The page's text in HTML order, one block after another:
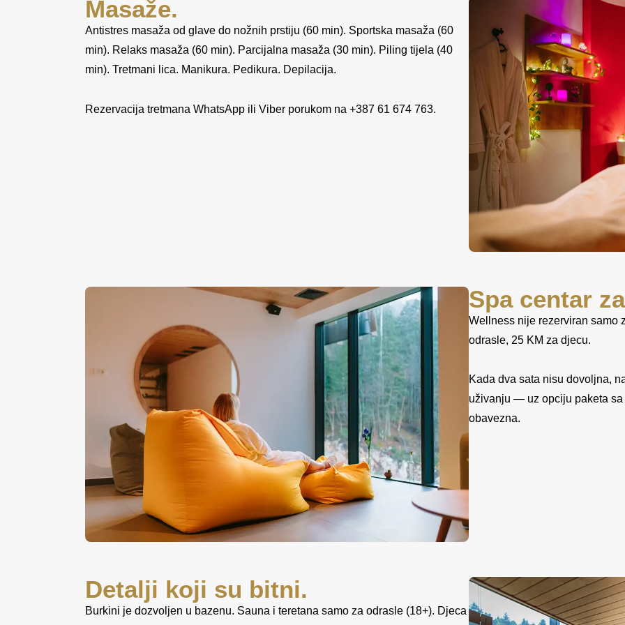
Masaže.
Antistres masaža od glave do nožnih prstiju (60 min). Sportska masaža (60
min). Relaks masaža (60 min). Parcijalna masaža (30 min). Piling tijela (40
min). Tretmani lica. Manikura. Pedikura. Depilacija.
Rezervacija tretmana WhatsApp ili Viber porukom na +387 61 674 763.
Spa centar
Wellness nije rezerviran samo
odrasle, 25 KM za djecu.
Kada dva sata nisu dovoljna,
uživanju — uz opciju paketa
obavezna.
Detalji koji su bitni.
Burkini je dozvoljen u bazenu. Sauna i teretana samo za odrasle (18+). Djeca